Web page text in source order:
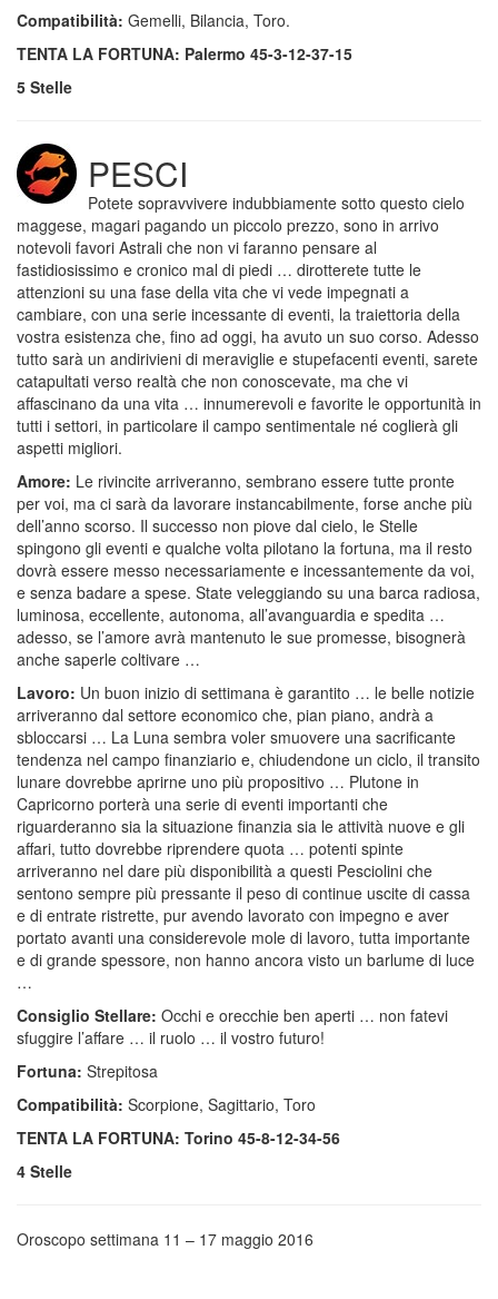
Compatibilità: Gemelli, Bilancia, Toro.
TENTA LA FORTUNA: Palermo 45-3-12-37-15
5 Stelle
PESCI
Potete sopravvivere indubbiamente sotto questo cielo
maggese, magari pagando un piccolo prezzo, sono in arrivo
notevoli favori Astrali che non vi faranno pensare al
fastidiosissimo e cronico mal di piedi … dirotterete tutte le
attenzioni su una fase della vita che vi vede impegnati a
cambiare, con una serie incessante di eventi, la traiettoria della
vostra esistenza che, fino ad oggi, ha avuto un suo corso. Adesso
tutto sarà un andirivieni di meraviglie e stupefacenti eventi, sarete
catapultati verso realtà che non conoscevate, ma che vi
affascinano da una vita … innumerevoli e favorite le opportunità in
tutti i settori, in particolare il campo sentimentale né coglierà gli
aspetti migliori.
Amore: Le rivincite arriveranno, sembrano essere tutte pronte
per voi, ma ci sarà da lavorare instancabilmente, forse anche più
dell’anno scorso. Il successo non piove dal cielo, le Stelle
spingono gli eventi e qualche volta pilotano la fortuna, ma il resto
dovrà essere messo necessariamente e incessantemente da voi,
e senza badare a spese. State veleggiando su una barca radiosa,
luminosa, eccellente, autonoma, all’avanguardia e spedita …
adesso, se l’amore avrà mantenuto le sue promesse, bisognerà
anche saperle coltivare …
Lavoro: Un buon inizio di settimana è garantito … le belle notizie
arriveranno dal settore economico che, pian piano, andrà a
sbloccarsi … La Luna sembra voler smuovere una sacrificante
tendenza nel campo finanziario e, chiudendone un ciclo, il transito
lunare dovrebbe aprirne uno più propositivo … Plutone in
Capricorno porterà una serie di eventi importanti che
riguarderanno sia la situazione finanzia sia le attività nuove e gli
affari, tutto dovrebbe riprendere quota … potenti spinte
arriveranno nel dare più disponibilità a questi Pesciolini che
sentono sempre più pressante il peso di continue uscite di cassa
e di entrate ristrette, pur avendo lavorato con impegno e aver
portato avanti una considerevole mole di lavoro, tutta importante
e di grande spessore, non hanno ancora visto un barlume di luce
…
Consiglio Stellare: Occhi e orecchie ben aperti … non fatevi
sfuggire l’affare … il ruolo … il vostro futuro!
Fortuna: Strepitosa
Compatibilità: Scorpione, Sagittario, Toro
TENTA LA FORTUNA: Torino 45-8-12-34-56
4 Stelle
Oroscopo settimana 11 – 17 maggio 2016